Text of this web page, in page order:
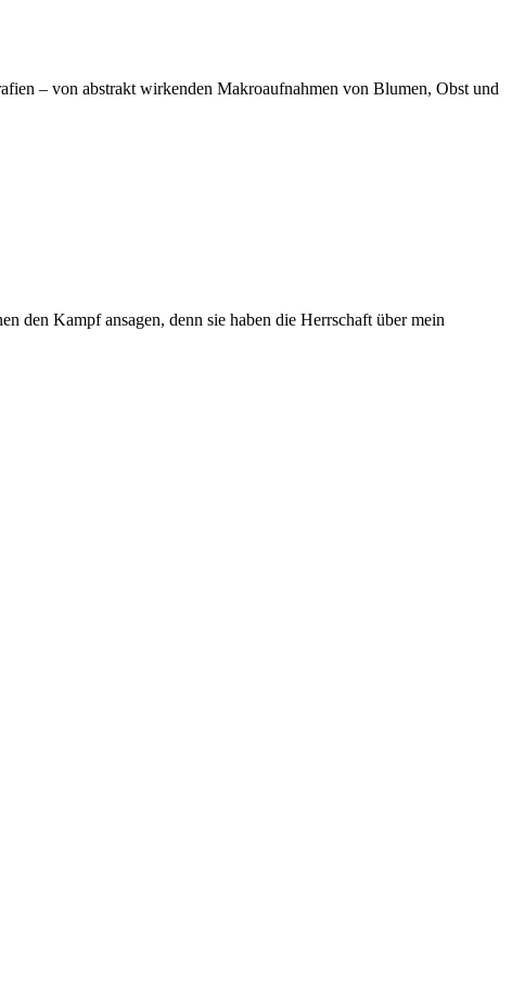
– von abstrakt wirkenden Makroaufnahmen von Blumen, Obst und
den Kampf ansagen, denn sie haben die Herrschaft über mein